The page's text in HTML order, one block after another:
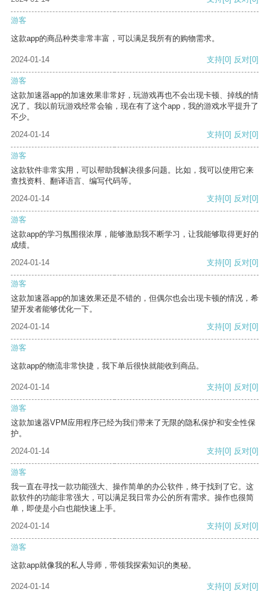
游客
这款app的商品种类非常丰富，可以满足我所有的购物需求。
2024-01-14 支持[0] 反对[0]
游客
这款加速器app的加速效果非常好，玩游戏再也不会出现卡顿、掉线的情
况了。我以前玩游戏经常会输，现在有了这个app，我的游戏水平提升了
不少。
2024-01-14
支持[0] 反对[0]
游客
这款软件非常实用，可以帮助我解决很多问题。比如，我可以使用它来
查找资料、翻译语言、编写代码等。
2024-01-14
支持[0] 反对[0]
游客
这款app的学习氛围很浓厚，能够激励我不断学习，让我能够取得更好的
成绩。
2024-01-14
支持[0] 反对[0]
游客
这款加速器app的加速效果还是不错的，但偶尔也会出现卡顿的情况，希
望开发者能够优化一下。
2024-01-14
支持[0] 反对[0]
游客
这款app的物流非常快捷，我下单后很快就能收到商品。
2024-01-14 支持[0] 反对[0]
游客
这款加速器VPM应用程序已经为我们带来了无限的隐私保护和安全性保
护。
2024-01-14
支持[0] 反对[0]
游客
我一直在寻找一款功能强大、操作简单的办公软件，终于找到了它。这
款软件的功能非常强大，可以满足我日常办公的所有需求。操作也很简
单，即使是小白也能快速上手。
2024-01-14
支持[0] 反对[0]
游客
这款app就像我的私人导师，带领我探索知识的奥秘。
2024-01-14 支持[0] 反对[0]